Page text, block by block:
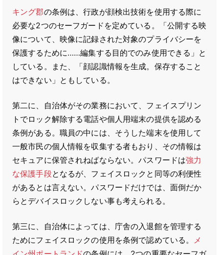
キング郡の条例は、行政が顔検出技術を使用する際に
必要な2つのセーフガードを定めている。「公開する映
像について、映像に記録された対象のプライバシーを
保護するために……編集する目的でのみ使用できる」と
している。また、「顔認識情報を生成。保存すること
はできない」ともしている。
第二に、自治体がその業務において、フェイスプリン
トでロック解除する電話や個人用端末の提供を認める
条例がある。職員の中には、そうした端末を使用して
一般市民の個人情報を収集する者もおり、その情報は
セキュアに保管されねばならない。パスワードは強力
な保護手段となるが、フェイスロックと同等の利便性
があるとは言えない。パスワードだけでは、面倒だか
らとデバイスロックしない事も考えられる。
第三に、自治体によっては、庁舎の入退館を管理する
ためにフェイスロックの使用を条例で認めている。 メ